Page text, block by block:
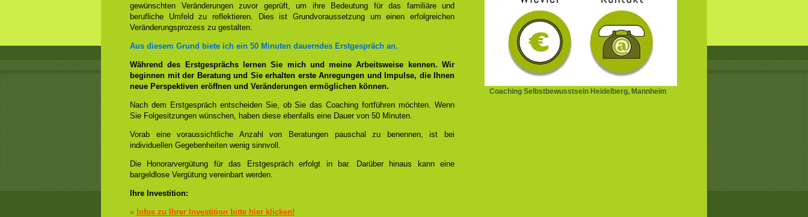
Coaching Selbstbewusstsein Heidelberg, Mannheim
gewünschten Veränderungen zuvor geprüft, um ihre Bedeutung für das familiäre und
berufliche Umfeld zu reflektieren. Dies ist Grundvoraussetzung um einen erfolgreichen
Veränderungsprozess zu gestalten.
Aus diesem Grund biete ich ein 50 Minuten dauerndes Erstgespräch an.
Während des Erstgesprächs lernen Sie mich und meine Arbeitsweise kennen. Wir
beginnen mit der Beratung und Sie erhalten erste Anregungen und Impulse, die Ihnen
neue Perspektiven eröffnen und Veränderungen ermöglichen können.
Nach dem Erstgespräch entscheiden Sie, ob Sie das Coaching fortführen möchten. Wenn
Sie Folgesitzungen wünschen, haben diese ebenfalls eine Dauer von 50 Minuten.
Vorab eine voraussichtliche Anzahl von Beratungen pauschal zu benennen, ist bei
individuellen Gegebenheiten wenig sinnvoll.
Die Honorarvergütung für das Erstgespräch erfolgt in bar. Darüber hinaus kann eine
bargeldlose Vergütung vereinbart werden.
Ihre Investition:
» Infos zu Ihrer Investition bitte hier klicken!